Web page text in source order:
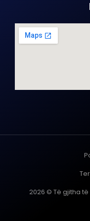
2026 © Të gjitha